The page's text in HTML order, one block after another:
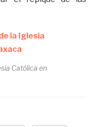
Católica en